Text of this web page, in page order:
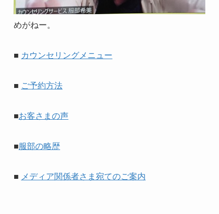
めがねー。
■ カウンセリングメニュー
■ ご予約方法
■お客さまの声
■服部の略歴
■ メディア関係者さま宛てのご案内